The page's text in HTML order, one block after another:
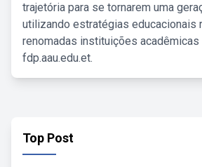
trajetória para se tornarem uma
utilizando estratégias educacionais
renomadas instituições
fdp.aau.edu.et.
Top Post